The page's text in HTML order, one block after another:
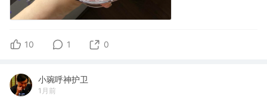
10 1 0
小琬呼神护卫
1月前